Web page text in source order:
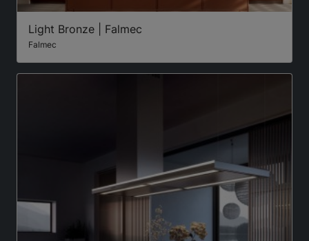
Light Bronze | Falmec
Falmec